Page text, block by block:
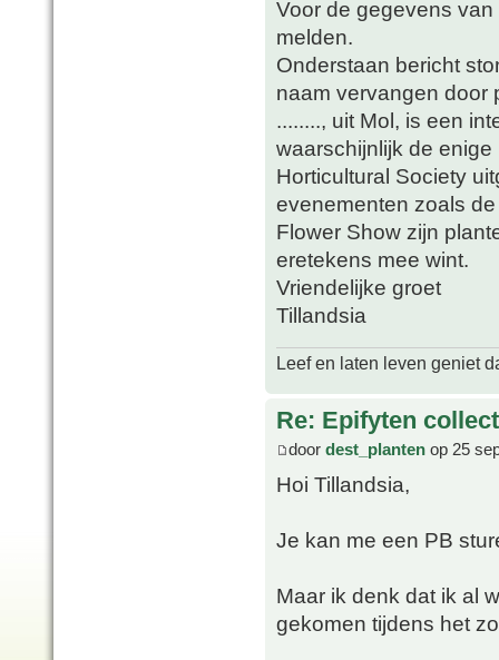
Voor de gegevens
melden.
Onderstaan bericht
naam vervangen door
........, uit Mol, is een
waarschijnlijk de
Horticultural Society
evenementen zoals
Flower Show zijn
eretekens mee wint.
Vriendelijke groet
Tillandsia
Leef en laten leven geniet
Re: Epifyten
door dest_planten op 25
Hoi Tillandsia,
Je kan me een PB
Maar ik denk dat ik al
gekomen tijdens het